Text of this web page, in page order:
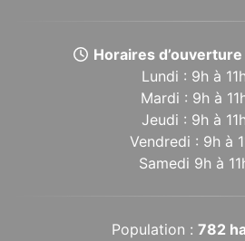
Horaires
Lundi : 9h à
Mardi : 9h à
Jeudi : 9h à
Vendredi : 9h à
Samedi 9h à
Population : 782